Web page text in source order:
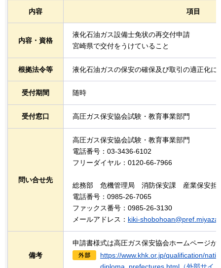
内容 項目
内容・資格
液化石油ガス設備士免状の再交付申請
宮崎県で交付をうけていること
根拠法令等 液化石油ガスの保安の確保及び取引の適正化に
受付期間 随時
受付窓口 高圧ガス保安協会試験・教育事業部門
問い合せ先
高圧ガス保安協会試験・教育事業部門
電話番号：03-3436-6102
フリーダイヤル：0120-66-7966
総務部 危機管理局 消防保安課 産業保安担
電話番号：0985-26-7065
ファックス番号：0985-26-3130
メールアドレス： kiki-
備考
申請書様式は高圧ガス保安協会ホームページか
https://www.khk.or.jp/qualification/